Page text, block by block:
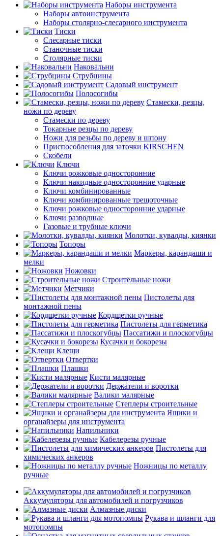
Наборы инструмента
Наборы автоинструмента
Наборы столярно-слесарного инструмента
Тиски
Слесарные тиски
Станочные тиски
Столярные тиски
Наковальни
Струбцины
Садовый инструмент
Полосогибы
Стамески, резцы,
ножи по дереву
Стамески по дереву
Токарные резцы по дереву
Ножи для резьбы по дереву и шпону
Приспособления для заточки KIRSCHEN
Скобели
Ключи
Ключи рожковые односторонние
Ключи накидные односторонние ударные
Ключи комбинированные
Ключи комбинированные трещоточные
Ключи рожковые односторонние ударные
Ключи разводные
Газовые и трубные ключи
Молотки, кувалды, киянки
Топоры
Маркеры, карандаши и
мелки
Ножовки
Строительные ножи
Метчики
Пистолеты для
монтажной пены
Кордщетки ручные
Пистолеты для герметика
Пассатижи и плоскогубцы
Кусачки и бокорезы
Клещи
Отвертки
Плашки
Кисти малярные
Держатели и воротки
Валики малярные
Степлеры строительные
Ящики и
органайзеры для инструмента
Напильники
Кабелерезы ручные
Пистолеты для
химических анкеров
Ножницы по металлу
ручные
Аккумуляторы для автомобилей и погрузчиков
Алмазные диски
Рукава и шланги для
мотопомпы